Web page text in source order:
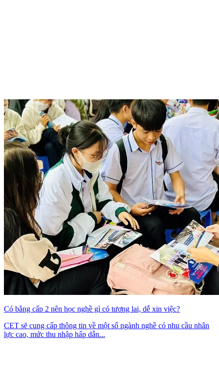
Có bằng cấp 2 nên học nghề gì có tương lai, dễ xin việc?
CET sẽ cung cấp thông tin về một số ngành nghề có nhu cầu nhân
lực cao, mức thu nhập hấp dẫn...